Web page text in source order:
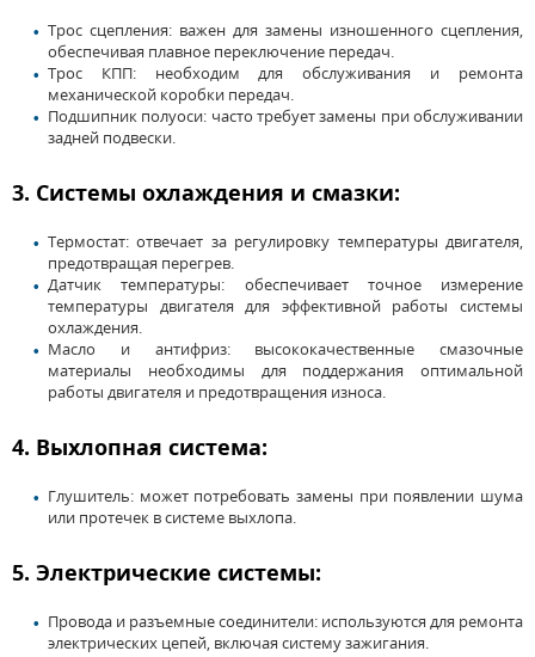
Трос сцепления: важен для замены изношенного сцепления,
обеспечивая плавное переключение передач.
Трос КПП: необходим для обслуживания и ремонта
механической коробки передач.
Подшипник полуоси: часто требует замены при обслуживании
задней подвески.
3. Системы охлаждения и смазки:
Термостат: отвечает за регулировку температуры двигателя,
предотвращая перегрев.
Датчик температуры: обеспечивает точное измерение
температуры двигателя для эффективной работы системы
охлаждения.
Масло и антифриз: высококачественные смазочные
материалы необходимы для поддержания оптимальной
работы двигателя и предотвращения износа.
4. Выхлопная система:
Глушитель: может потребовать замены при появлении шума
или протечек в системе выхлопа.
5. Электрические системы:
Провода и разъемные соединители: используются для ремонта
электрических цепей, включая систему зажигания.